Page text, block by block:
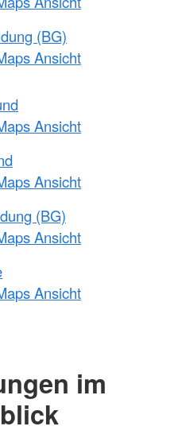
(BG)
Ansicht
Ansicht
Ansicht
(BG)
Ansicht
Ansicht
im